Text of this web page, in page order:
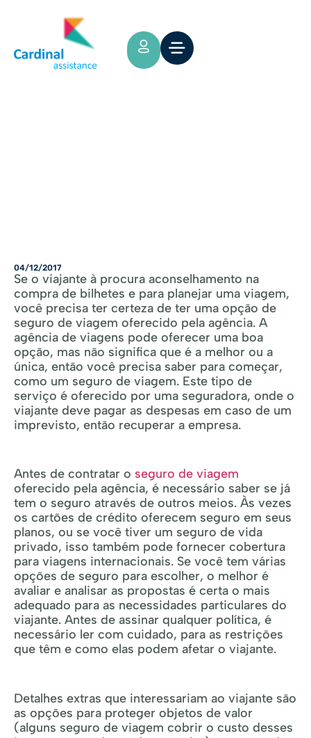
04/12/2017
Se o viajante à procura aconselhamento na
compra de bilhetes e para planejar uma viagem,
você precisa ter certeza de ter uma opção de
seguro de viagem oferecido pela agência. A
agência de viagens pode oferecer uma boa
opção, mas não significa que é a melhor ou a
única, então você precisa saber para começar,
como um seguro de viagem. Este tipo de
serviço é oferecido por uma seguradora, onde o
viajante deve pagar as despesas em caso de um
imprevisto, então recuperar a empresa.
Antes de contratar o seguro de viagem
oferecido pela agência, é necessário saber se já
tem o seguro através de outros meios. Às vezes
os cartões de crédito oferecem seguro em seus
planos, ou se você tiver um seguro de vida
privado, isso também pode fornecer cobertura
para viagens internacionais. Se você tem várias
opções de seguro para escolher, o melhor é
avaliar e analisar as propostas é certa o mais
adequado para as necessidades particulares do
viajante. Antes de assinar qualquer política, é
necessário ler com cuidado, para as restrições
que têm e como elas podem afetar o viajante.
Detalhes extras que interessariam ao viajante são
as opções para proteger objetos de valor
(alguns seguro de viagem cobrir o custo desses